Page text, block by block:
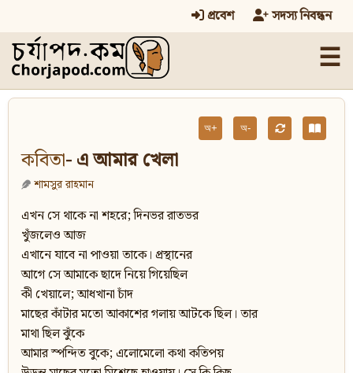
প্রবেশ সদস্য নিবন্ধন
☰
অ+ অ-
কবিতা- এ আমার খেলা
শামসুর রাহমান
এখন সে থাকে না শহরে; দিনভর রাতভর
খুঁজলেও আজ
এখানে যাবে না পাওয়া তাকে। প্রস্থানের
আগে সে আমাকে ছাদে নিয়ে গিয়েছিল
কী খেয়ালে; আধখানা চাঁদ
মাছের কাঁটার মতো আকাশের গলায় আটকে ছিল। তার
মাথা ছিল ঝুঁকে
আমার স্পন্দিত বুকে; এলোমেলো কথা কতিপয়